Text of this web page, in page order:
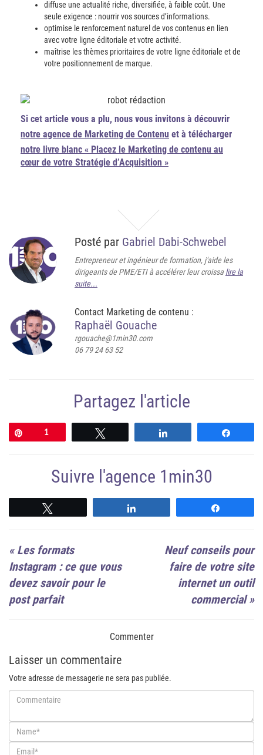
diffuse une actualité riche, diversifiée, à faible coût. Une
seule exigence : nourrir vos sources d’informations.
optimise le renforcement naturel de vos contenus en lien
avec votre ligne éditoriale et votre activité.
maîtrise les thèmes prioritaires de votre ligne éditoriale et de
votre positionnement de marque.
Si cet article vous a plu, nous vous invitons à découvrir
notre agence de Marketing de Contenu et à télécharger
notre livre blanc « Placez le Marketing de contenu au
cœur de votre Stratégie d’Acquisition »
Posté par Gabriel Dabi-Schwebel
Entrepreneur et ingénieur de formation, j'aide les
dirigeants de PME/ETI à accélérer leur croissa lire la
suite...
Contact Marketing de contenu :
Raphaël Gouache
rgouache@1min30.com
06 79 24 63 52
Partagez l'article
Épingle
1
Suivre l'agence 1min30
« Les formats
Instagram : ce que vous
devez savoir pour le
post parfait
Neuf conseils pour
faire de votre site
internet un outil
commercial»
Commenter
Laisser un commentaire
Votre adresse de messagerie ne sera pas publiée.